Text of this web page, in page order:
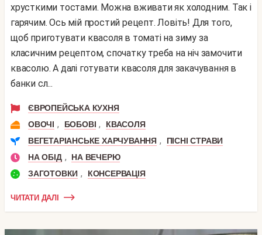
хрусткими тостами. Можна вживати як холодним. Так і
гарячим. Ось мій простий рецепт. Ловіть! Для того,
щоб приготувати квасоля в томаті на зиму за
класичним рецептом, спочатку треба на ніч замочити
квасолю. А далі готувати квасоля для закачування в
банки сл...
ЄВРОПЕЙСЬКА КУХНЯ
ОВОЧІ , БОБОВІ ,
КВАСОЛЯ
ВЕГЕТАРІАНСЬКЕ ХАРЧУВАННЯ ,
ПІСНІ СТРАВИ
НА ОБІД ,
НА ВЕЧЕРЮ
ЗАГОТОВКИ , КОНСЕРВАЦІЯ
ЧИТАТИ ДАЛІ